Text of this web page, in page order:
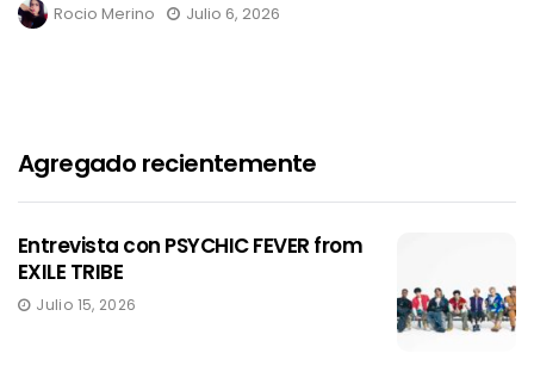
Rocio Merino Julio 6, 2026
Agregado recientemente
Entrevista con PSYCHIC FEVER from
EXILE TRIBE
Julio 15, 2026